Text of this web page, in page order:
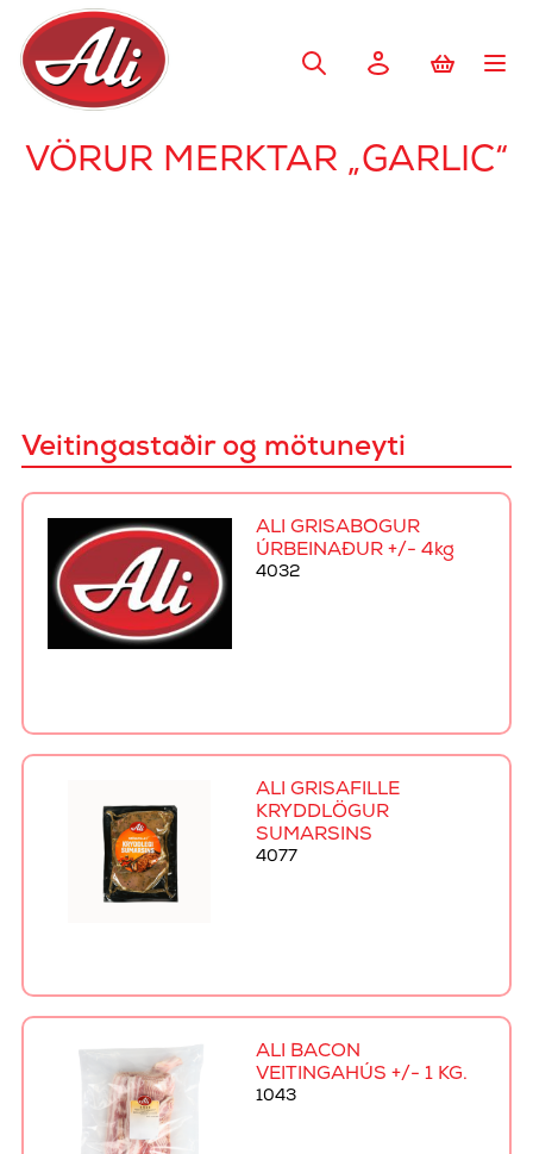
VÖRUR MERKTAR „GARLIC“
Veitingastaðir og mötuneyti
ALI GRÍSABÓGUR
ÚRBEINAÐUR +/- 4kg
4032
ALI GRÍSAFILLE
KRYDDLÖGUR
SUMARSINS
4077
ALI BACON
VEITINGAHÚS +/- 1 KG.
1043